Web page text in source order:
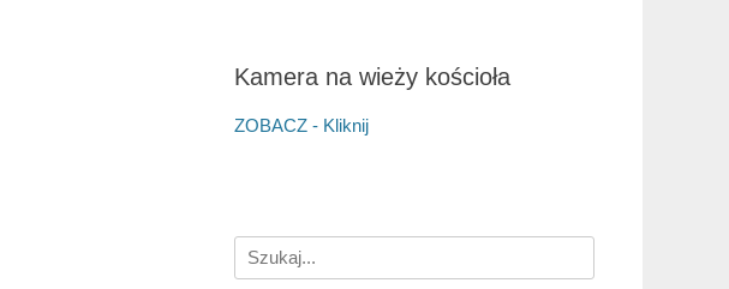
Kamera na wieży kościoła
ZOBACZ - Kliknij
Search
for: